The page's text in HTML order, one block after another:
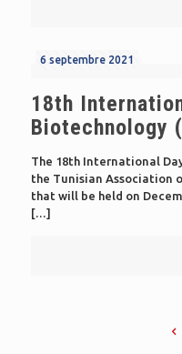
6 septembre 2021
18th
Biotechnology
The 18th International
the Tunisian Association
that will be held on
[…]